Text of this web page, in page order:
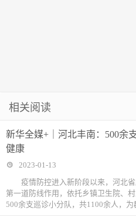
相关阅读
新华全媒+｜河北丰南：500余
健康
2023-01-13
疫情防控进入新阶段以来，河北省
第一道防线作用，依托乡镇卫生院、
500余支巡诊小分队，共1100余人，为